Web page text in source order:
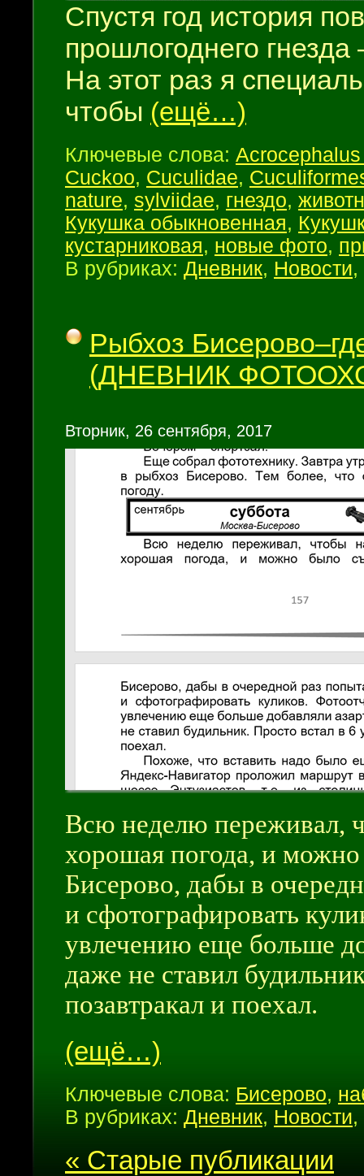
Спустя год история
прошлогоднего
На этот раз я
чтобы (ещё…)
Ключевые слова:
Cuckoo, Cuculidae,
nature, sylviidae, гнездо,
Кукушка обыкновенная,
кустарниковая, новые фото,
В рубриках: Дневник, Новости,
Рыбхоз
(ДНЕВНИК
Вторник, 26 сентября, 2017
Всю неделю переживал,
хорошая погода, и
Бисерово, дабы в
и сфотографировать
увлечению еще больше
даже не ставил
позавтракал и поехал.
(ещё…)
Ключевые слова: Бисерово,
В рубриках: Дневник, Новости,
« Старые публикации